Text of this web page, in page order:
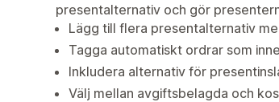
presentalternativ och gör
Lägg till flera presentalternativ
Tagga automatiskt ordrar som
Inkludera alternativ för
Välj mellan avgiftsbelagda och